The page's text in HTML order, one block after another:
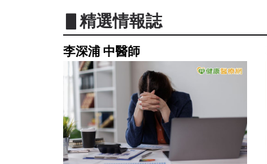
▋精選情報誌
李深浦 中醫師